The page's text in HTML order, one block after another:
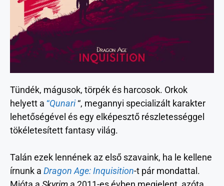
Tündék, mágusok, törpék és harcosok. Orkok
helyett a “Qunari“, megannyi specializált karakter
lehetőségével és egy elképesztő részletességgel
tökéletesített fantasy világ.
Talán ezek lennének az első szavaink, ha le kellene
írnunk a Dragon Age: Inquisition-t pár mondattal.